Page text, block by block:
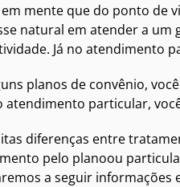
mente que do ponto de
natural em atender a um
Já no atendimento
planos de convênio,
atendimento particular,
diferenças entre
pelo planoou
a seguir informações